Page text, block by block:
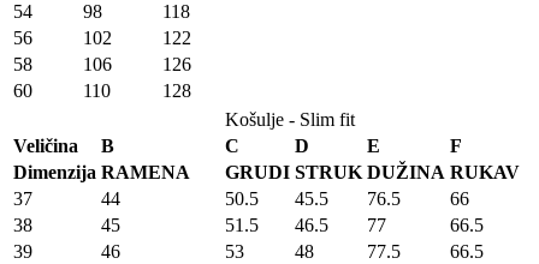
54
98
118
56
102
122
58
106
126
60
110
128
Košulje - Slim fit
Veličina
B C D E
F
Dimenzija RAMENA GRUDI STRUK DUŽINA RUKAV
37
44 50.5 45.5 76.5
66
38
45 51.5 46.5 77
66.5
39
46 53 48 77.5
66.5